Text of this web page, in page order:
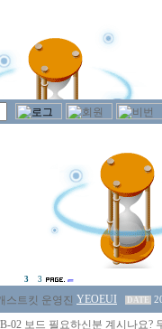
3 3
YEOEUI DATE
02 보드 필요하신분 계시나요?